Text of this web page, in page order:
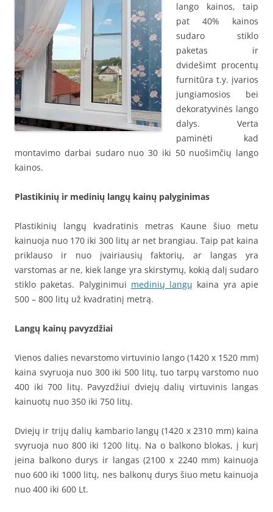
lango kainos, taip
pat 40% kainos
sudaro stiklo
paketas ir
dvidešimt procentų
furnitūra t.y. įvarios
jungiamosios bei
dekoratyvinės lango
dalys. Verta
paminėti kad
montavimo darbai sudaro nuo 30 iki 50 nuošimčių lango
kainos.
Plastikinių ir medinių langų kainų palyginimas
Plastikinių langų kvadratinis metras Kaune šiuo metu
kainuoja nuo 170 iki 300 litų ar net brangiau. Taip pat kaina
priklauso ir nuo įvairiausių faktorių, ar langas yra
varstomas ar ne, kiek lange yra skirstymų, kokią dalį sudaro
stiklo paketas. Palyginimui medinių langų kaina yra apie
500 – 800 litų už kvadratinį metrą.
Langų kainų pavyzdžiai
Vienos dalies nevarstomo virtuvinio lango (1420 x 1520 mm)
kaina svyruoja nuo 300 iki 500 litų, tuo tarpų varstomo nuo
400 iki 700 litų. Pavyzdžiui dviejų dalių virtuvinis langas
kainuotų nuo 350 iki 750 litų.
Dviejų ir trijų dalių kambario langų (1420 x 2310 mm) kaina
svyruoja nuo 800 iki 1200 litų. Na o balkono blokas, į kurį
įeina balkono durys ir langas (2100 x 2240 mm) kainuoja
nuo 600 iki 1000 litų, nes balkonų durys šiuo metu kainuoja
nuo 400 iki 600 Lt.